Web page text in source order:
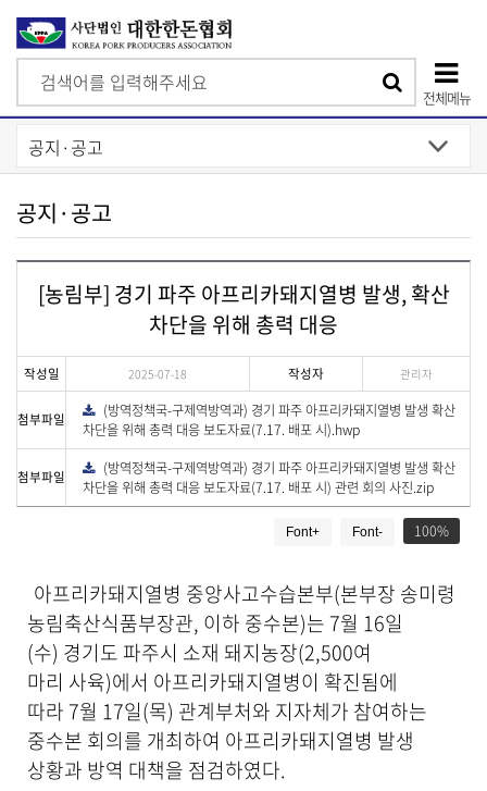
색
전체메뉴
상
단
모
바
일
공지·공고
보
기
로
제
목
성
[농림부] 경기 파주 아프리카돼지열병 발생, 확산
차단을 위해 총력 대응
작성일 2025-07-18 작성자 관리자
첨부파일
다
운
로
드
(방역정책국-구제역방역과) 경기 파주 아프리카돼지열병 발생 확산
차단을 위해 총력 대응 보도자료(7.17. 배포 시).hwp
첨부파일
다
운
로
드
(방역정책국-구제역방역과) 경기 파주 아프리카돼지열병 발생 확산
차단을 위해 총력 대응 보도자료(7.17. 배포 시) 관련 회의 사진.zip
100
Font+ Font-
아프리카돼지열병 중앙사고수습본부(본부장 송미령
농림축산식품부장관, 이하 중수본)는 7월 16일
(수) 경기도 파주시 소재 돼지농장(2,500여
마리 사육)에서 아프리카돼지열병이 확진됨에
따라 7월 17일(목) 관계부처와 지자체가 참여하는
중수본 회의를 개최하여 아프리카돼지열병 발생
상황과 방역 대책을 점검하였다.